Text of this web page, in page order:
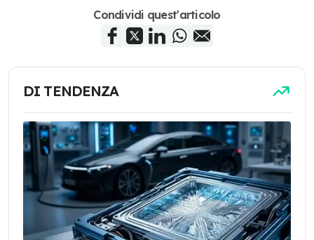
Condividi quest'articolo
DI TENDENZA